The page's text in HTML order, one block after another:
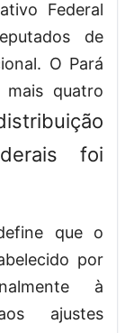
do Pará
Federal
de
O Pará
quatro
foi
que o
por